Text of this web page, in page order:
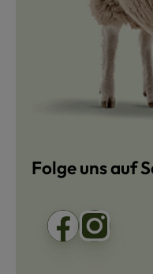
Folge uns auf